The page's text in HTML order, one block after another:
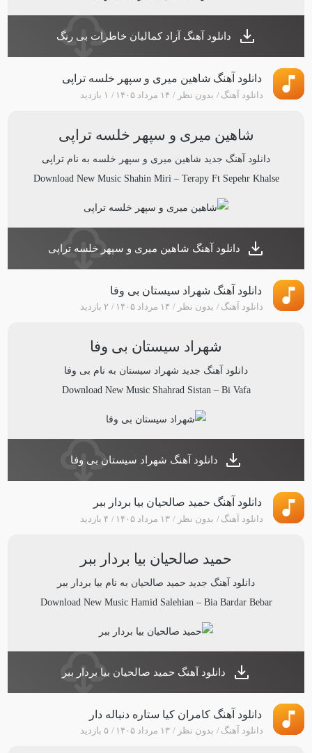
دانلود آهنگ آزاد کمالیان خاطرات بی رنگ
دانلود آهنگ شاهین میری و سپهر خلسه تراپی
دانلود آهنگ بدون نظر ۱۴ مرداد ۱۴۰۵ ۱ بازدید
شاهین میری و سپهر خلسه تراپی
دانلود آهنگ جدید شاهین میری و سپهر خلسه به نام تراپی
Download New Music Shahin Miri – Terapy Ft Sepehr Khalse
دانلود آهنگ شاهین میری و سپهر خلسه تراپی
دانلود آهنگ شهراد سیستان بی وفا
دانلود آهنگ بدون نظر ۱۴ مرداد ۱۴۰۵ ۲ بازدید
شهراد سیستان بی وفا
دانلود آهنگ جدید شهراد سیستان به نام بی وفا
Download New Music Shahrad Sistan– Bi Vafa
دانلود آهنگ شهراد سیستان بی وفا
دانلود آهنگ حمید صالحیان بیا بردار ببر
دانلود آهنگ بدون نظر ۱۳ مرداد ۱۴۰۵ ۴ بازدید
حمید صالحیان بیا بردار ببر
دانلود آهنگ جدید حمید صالحیان به نام بیا بردار ببر
Download New Music Hamid Salehian – Bia Bardar Bebar
دانلود آهنگ حمید صالحیان بیا بردار ببر
دانلود آهنگ کامران کیا ستاره دنباله دار
دانلود آهنگ بدون نظر ۱۳ مرداد ۱۴۰۵ ۵ بازدید